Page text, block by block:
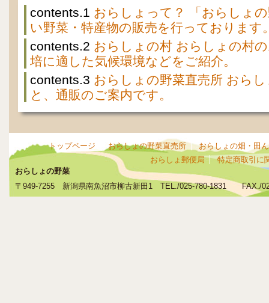
contents.1 おらしょって？ 「おらしょ
い野菜・特産物の販売を行っております
contents.2 おらしょの村 おらしょの村
培に適した気候環境などをご紹介。
contents.3 おらしょの野菜直売所 おら
と、通販のご案内です。
トップページ おらしょの野菜直売所
おらしょの畑・田
おらしょ郵便局
特定商取引に
おらしょの野菜
〒949-7255 新潟県南魚沼市柳古新田1 TEL./025-780-1831 FAX./